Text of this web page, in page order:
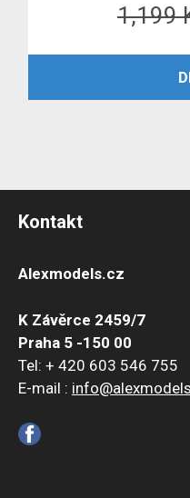
1,199
Kontakt
Alexmodels.cz
K Závěrce 2459/7
Praha 5 -150 00
Tel: + 420 603 546 755
E-mail :